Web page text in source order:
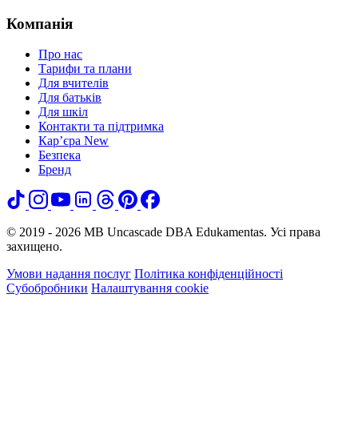
Компанія
Про нас
Тарифи та плани
Для вчителів
Для батьків
Для шкіл
Контакти та підтримка
Кар’єра New
Безпека
Бренд
© 2019 - 2026 MB Uncascade DBA Edukamentas. Усі права
захищено.
Умови надання послуг Політика конфіденційності
Субобробники Налаштування cookie